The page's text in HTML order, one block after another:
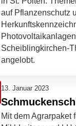
auf Pflanzenschutz
Scheiblingkirchen-
angelobt.
13. Januar 2023
Mit dem Agrarpaket